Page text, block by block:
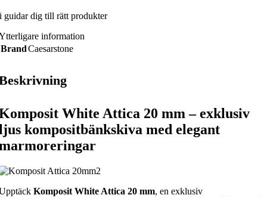
guidar dig till rätt produkter
information
BrandCaesarstone
White Attica 20 mm – exklusiv
kompositbänkskiva med elegant
Komposit White Attica 20 mm, en exklusiv